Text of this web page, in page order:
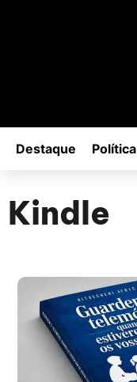
Destaque Política
Kindle